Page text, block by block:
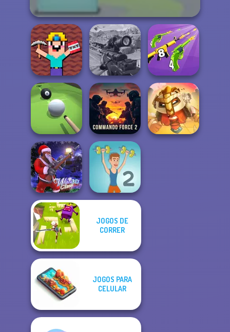
Noob Miner:
Escape From
Prison
Sniper Combat
3D
Merge 2048 Gun
Rush
Pool Master 3D
Commando
Force 2
Winter Clash 3D
JOGOS DE
CORRER
JOGOS PARA
CELULAR